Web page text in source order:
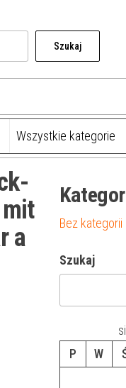
Szukaj
a
Bez kategorii
Szukaj
P
W